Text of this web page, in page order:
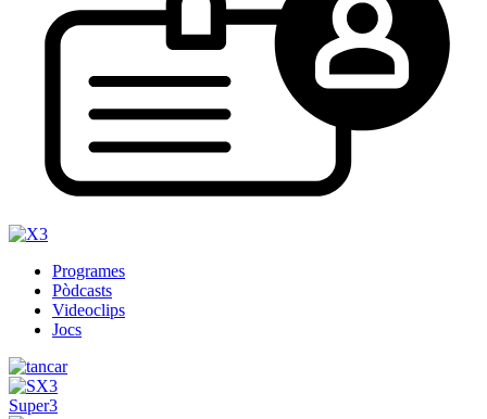
Programes
Pòdcasts
Videoclips
Jocs
Super3